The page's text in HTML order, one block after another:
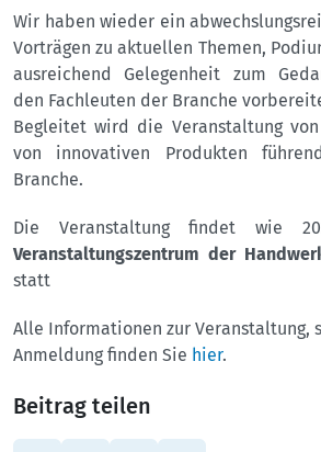
Wir haben wieder ein
Vorträgen zu aktuellen Themen,
ausreichend Gelegenheit zum
den Fachleuten der Branche
Begleitet wird die Veranstaltung
von innovativen Produkten
Branche.
Die Veranstaltung findet wie
Veranstaltungszentrum der
statt
Alle Informationen zur Veranstaltung,
Anmeldung finden Sie hier.
Beitrag teilen